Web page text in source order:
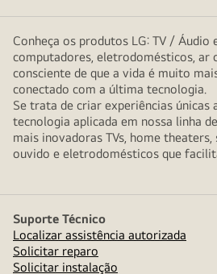
Conheça os produtos LG: TV / Áudio
computadores, eletrodomésticos, ar
consciente de que a vida é muito
conectado com a última tecnologia.
Se trata de criar experiências únicas
tecnologia aplicada em nossa linha
mais inovadoras TVs, home theaters,
ouvido e eletrodomésticos que
Suporte Técnico
Localizar assistência autorizada
Solicitar reparo
Solicitar instalação